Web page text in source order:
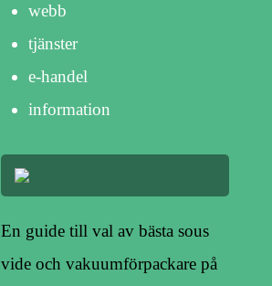
webb
tjänster
e-handel
information
En guide till val av bästa sous
vide och vakuumförpackare på